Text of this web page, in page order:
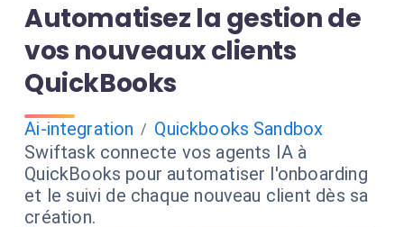
Automatisez la gestion de
vos nouveaux clients
QuickBooks
Ai-integration / Quickbooks Sandbox
Swiftask connecte vos agents IA à
QuickBooks pour automatiser l'onboarding
et le suivi de chaque nouveau client dès sa
création.